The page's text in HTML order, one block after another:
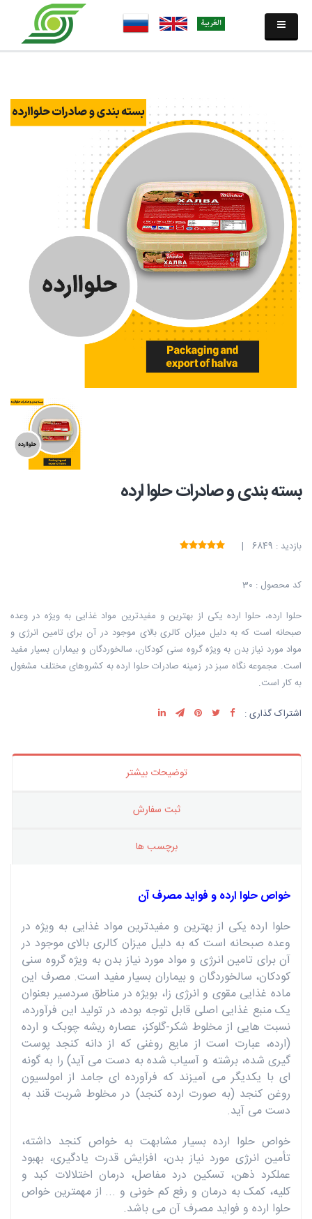
بسته بندی و صادرات حلوا ارده
بازدید : 6849 |
کد محصول : 30
حلوا ارده، حلوا ارده یکی از بهترین و مفیدترین مواد غذایی به ویژه در وعده
صبحانه است که به دلیل میزان کالری بالای موجود در آن برای تامین انرژی و
مواد مورد نیاز بدن به ویژه گروه سنی کودکان، سالخوردگان و بیماران بسیار مفید
است. مجموعه نگاه سبز در زمینه صادرات حلوا ارده به کشروهای مختلف مشغول
به کار است.
اشتراک گذاری :
توضیحات بیشتر
ثبت سفارش
برچسب ها
خواص حلوا ارده و فواید مصرف آن
حلوا ارده یکی از بهترین و مفیدترین مواد غذایی به ویژه در
وعده صبحانه است که به دلیل میزان کالری بالای موجود در
آن برای تامین انرژی و مواد مورد نیاز بدن به ویژه گروه سنی
کودکان، سالخوردگان و بیماران بسیار مفید است. مصرف این
ماده غذایی مقوی و انرژی زا، بویژه در مناطق سردسیر بعنوان
یک منبع غذایی اصلی قابل توجه بوده، در تولید این فرآورده،
نسبت هایی از مخلوط شکر-گلوکز، عصاره ریشه چوبک و ارده
(ارده، عبارت است از مایع روغنی که از دانه کنجد پوست
گیری شده، برشته و آسیاب شده به دست می آید) را به گونه
ای با یکدیگر می آمیزند که فرآورده ای جامد از امولسیون
روغن کنجد (به صورت ارده کنجد) در مخلوط شربت قند به
دست می آید.
خواص حلوا ارده بسیار مشابهت به خواص کنجد داشته،
تأمین انرژی مورد نیاز بدن، افزایش قدرت یادگیری، بهبود
عملکرد ذهن، تسکین درد مفاصل، درمان اختلالات کبد و
کلیه، کمک به درمان و رفع کم خونی و ... از مهمترین خواص
حلوا ارده و فواید مصرف آن می باشد.